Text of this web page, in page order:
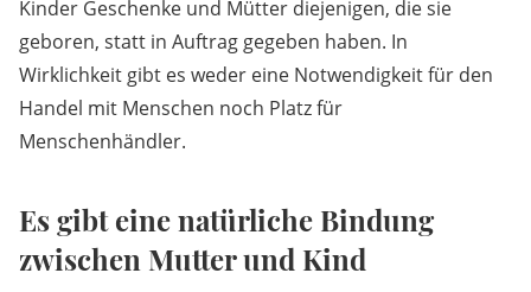
Kinder Geschenke und Mütter diejenigen, die sie
geboren, statt in Auftrag gegeben haben. In
Wirklichkeit gibt es weder eine Notwendigkeit für den
Handel mit Menschen noch Platz für
Menschenhändler.
Es gibt eine natürliche Bindung
zwischen Mutter und Kind